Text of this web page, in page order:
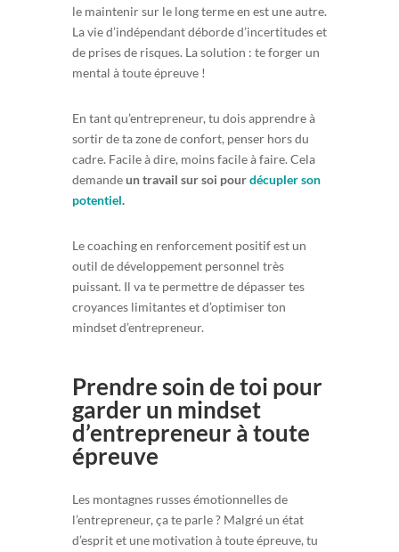
le maintenir sur le long terme en est une autre.
La vie d’indépendant déborde d’incertitudes et
de prises de risques. La solution : te forger un
mental à toute épreuve !
En tant qu’entrepreneur, tu dois apprendre à
sortir de ta zone de confort, penser hors du
cadre. Facile à dire, moins facile à faire. Cela
demandeun travail sur soi pourdécupler son
potentiel.
Le coaching en renforcement positif est un
outil de développement personnel très
puissant. Il va te permettre de dépasser tes
croyances limitantes et d’optimiser ton
mindset d’entrepreneur.
Prendre soin de toi pour
garder un mindset
d’entrepreneur à toute
épreuve
Les montagnes russes émotionnelles de
l’entrepreneur, ça te parle ? Malgré un état
d’esprit et une motivation à toute épreuve, tu